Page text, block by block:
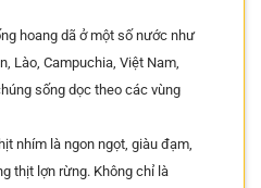
hoang dã ở một số nước như
Lào, Campuchia, Việt Nam,
sống dọc theo các vùng
nhím là ngon ngọt, giàu đạm,
thịt lợn rừng. Không chỉ là